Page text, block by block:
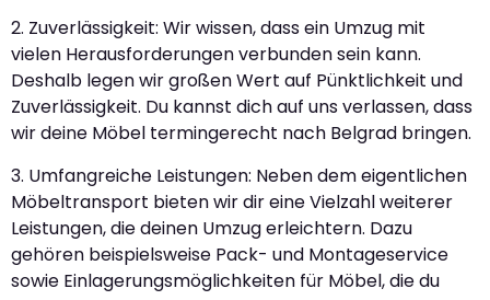
2. Zuverlässigkeit: Wir wissen, dass ein Umzug mit
vielen Herausforderungen verbunden sein kann.
Deshalb legen wir großen Wert auf Pünktlichkeit und
Zuverlässigkeit. Du kannst dich auf uns verlassen, dass
wir deine Möbel termingerecht nach Belgrad bringen.
3. Umfangreiche Leistungen: Neben dem eigentlichen
Möbeltransport bieten wir dir eine Vielzahl weiterer
Leistungen, die deinen Umzug erleichtern. Dazu
gehören beispielsweise Pack- und Montageservice
sowie Einlagerungsmöglichkeiten für Möbel, die du